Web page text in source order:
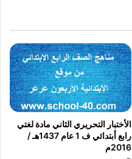
الأختبار التحريري الثاني مادة لغتي
رابع أبتدائي ف 1 عام 1437هـ /
2016م